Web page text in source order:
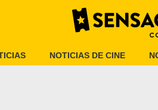
NOTICIAS DE CINE